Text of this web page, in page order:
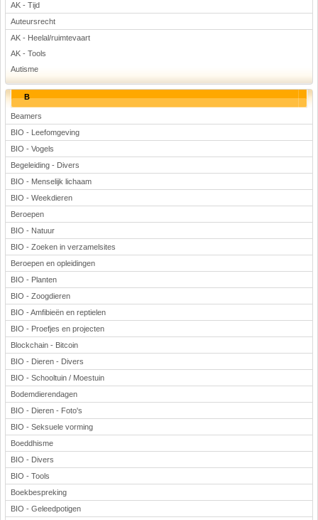
AK - Tijd
Auteursrecht
AK - Heelal/ruimtevaart
AK - Tools
Autisme
B
Beamers
BIO - Leefomgeving
BIO - Vogels
Begeleiding - Divers
BIO - Menselijk lichaam
BIO - Weekdieren
Beroepen
BIO - Natuur
BIO - Zoeken in verzamelsites
Beroepen en opleidingen
BIO - Planten
BIO - Zoogdieren
BIO - Amfibieën en reptielen
BIO - Proefjes en projecten
Blockchain - Bitcoin
BIO - Dieren - Divers
BIO - Schooltuin / Moestuin
Bodemdierendagen
BIO - Dieren - Foto's
BIO - Seksuele vorming
Boeddhisme
BIO - Divers
BIO - Tools
Boekbespreking
BIO - Geleedpotigen